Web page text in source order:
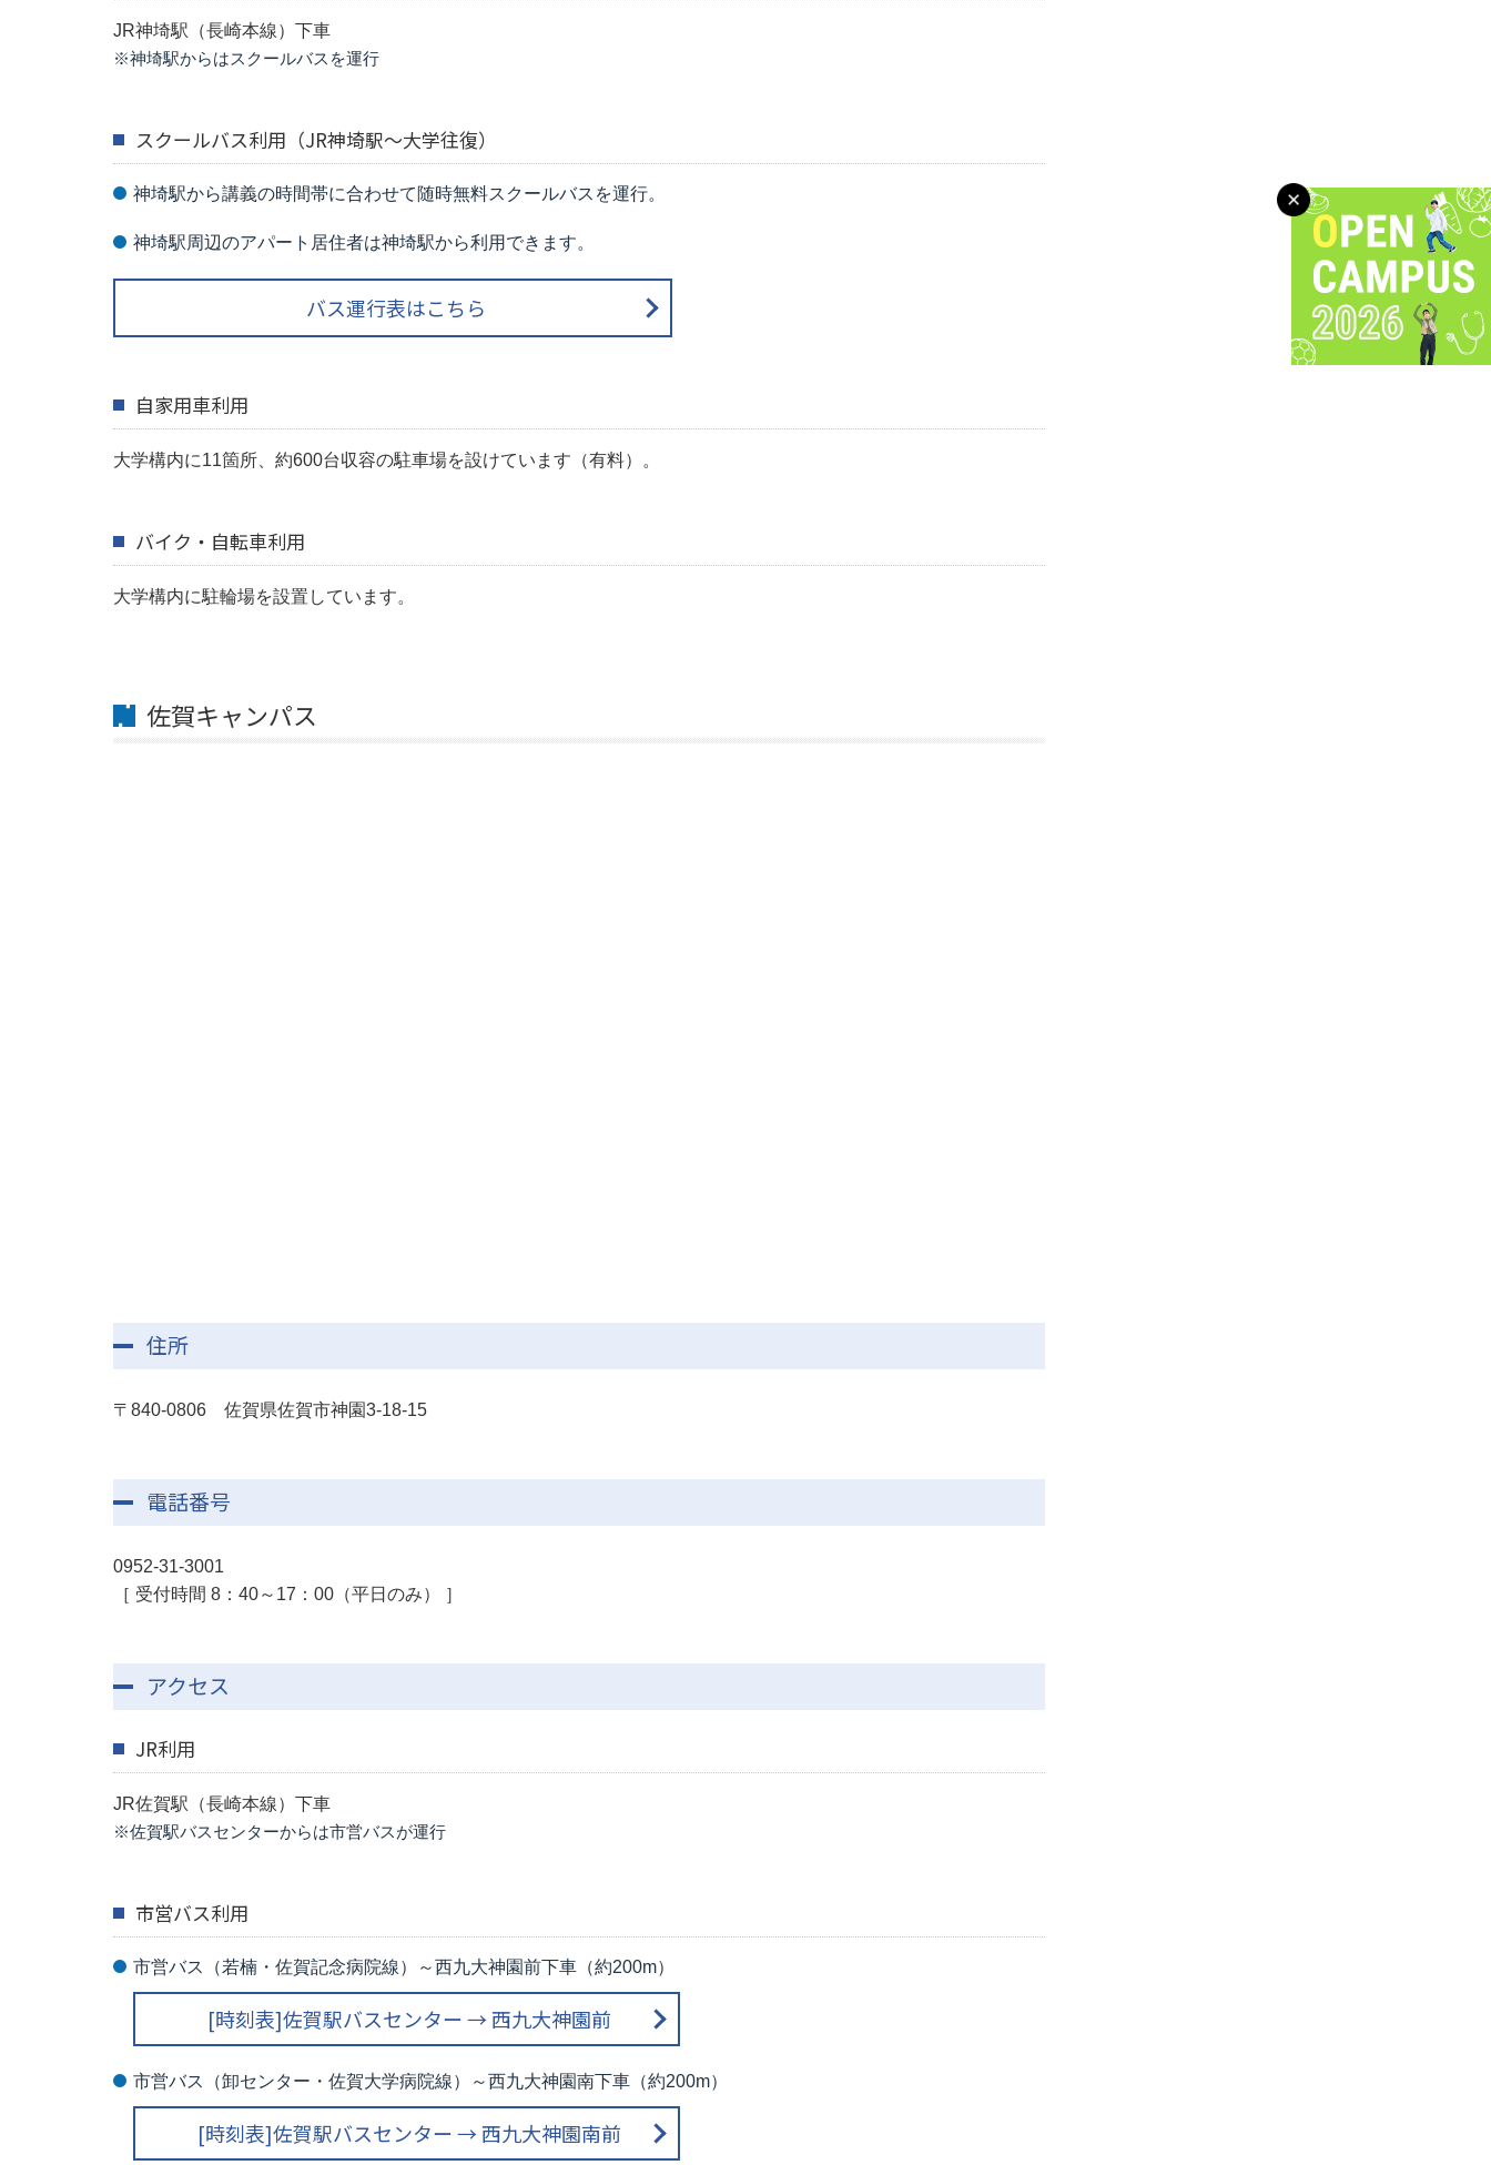
JR神埼駅（長崎本線）下車
※神埼駅からはスクールバスを運行
スクールバス利用（JR神埼駅～大学往復）
神埼駅から講義の時間帯に合わせて随時無料スクールバスを運行。
神埼駅周辺のアパート居住者は神埼駅から利用できます。
バス運行表はこちら
自家用車利用
大学構内に11箇所、約600台収容の駐車場を設けています（有料）。
バイク・自転車利用
大学構内に駐輪場を設置しています。
佐賀キャンパス
住所
〒840-0806 佐賀県佐賀市神園3-18-15
電話番号
0952-31-3001
［ 受付時間 8：40～17：00（平日のみ） ］
アクセス
JR利用
JR佐賀駅（長崎本線）下車
※佐賀駅バスセンターからは市営バスが運行
市営バス利用
市営バス（若楠・佐賀記念病院線）～西九大神園前下車（約200m）
[時刻表]佐賀駅バスセンター → 西九大神園前
市営バス（卸センター・佐賀大学病院線）～西九大神園南下車（約200m）
[時刻表]佐賀駅バスセンター → 西九大神園南前